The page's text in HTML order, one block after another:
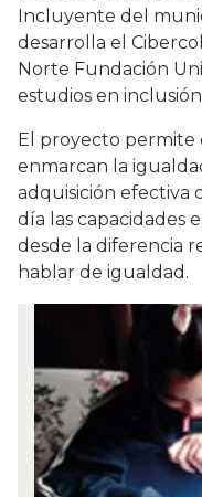
Incluyente del
desarrolla el
Norte Fundación
estudios en
El proyecto permite
enmarcan la
adquisición efectiva
día las capacidades
desde la diferencia
hablar de igualdad.